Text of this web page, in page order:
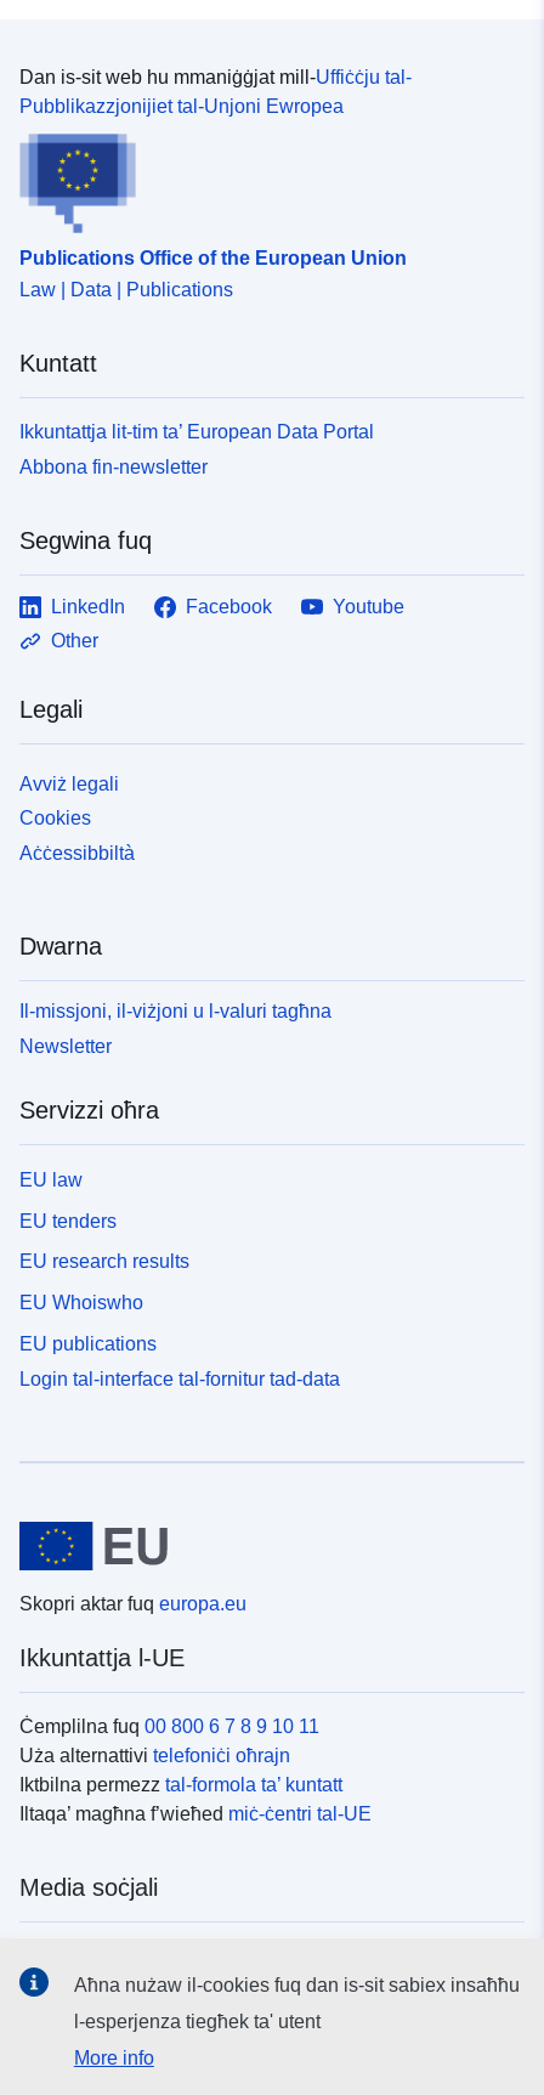
Dan is-sit web hu mmaniġġjat mill-Uffiċċju tal-
Pubblikazzjonijiet tal-Unjoni Ewropea
Publications Office of the European Union
Law | Data | Publications
Kuntatt
Ikkuntattja lit-tim ta’ European Data Portal
Abbona fin-newsletter
Segwina fuq
LinkedIn Facebook
Youtube
Other
Legali
Avviż legali
Cookies
Aċċessibbiltà
Dwarna
Il-missjoni, il-viżjoni u l-valuri tagħna
Newsletter
Servizzi oħra
EU law
EU tenders
EU research results
EU Whoiswho
EU publications
Login tal-interface tal-fornitur tad-data
Skopri aktar fuq europa.eu
Ikkuntattja l-UE
Ċemplilna fuq 00 800 6 7 8 9 10 11
Uża alternattivi telefoniċi oħrajn
Iktbilna permezz tal-formola ta’ kuntatt
Iltaqa’ magħna f’wieħed miċ-ċentri tal-UE
Media soċjali
L-istituzzjonijiet u l-korpi tal-UE
Aħna nużaw il-cookies fuq dan is-sit sabiex insaħħu
l-esperjenza tiegħek ta' utent
More info